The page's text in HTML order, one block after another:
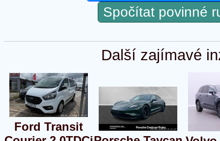
Spočítat povinné
Další zajímavé
Ford Transit